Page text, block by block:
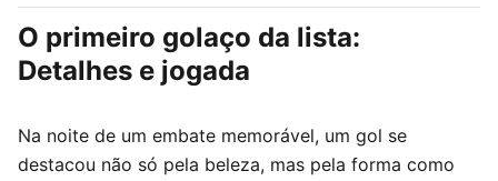
O primeiro golaço da lista:
Detalhes e jogada
Na noite de um embate memorável, um gol se
destacou não só pela beleza, mas pela forma como